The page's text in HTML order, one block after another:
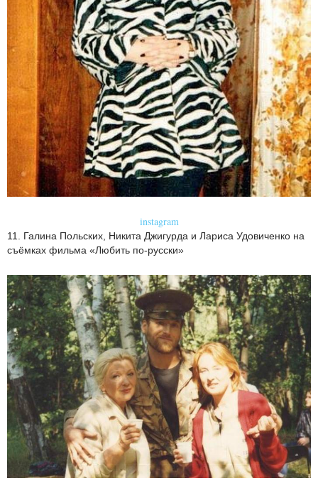
instagram
11. Галина Польских, Никита Джигурда и Лариса Удовиченко на
съёмках фильма «Любить по-русски»